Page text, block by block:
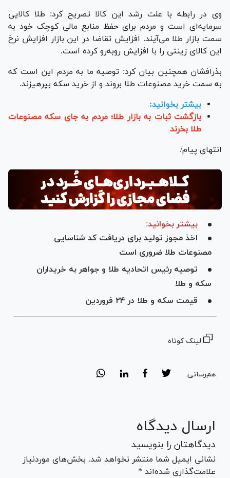
وی در رابطه با علت رشد این کالا تصریح کرد: طلا کالایی
سرمایه‌ای است و مردم برای حفظ منابع مالی کوچک خود به
سمت بازار طلا می‌آیند. افزایش تقاضا در این بازار افزایش نرخ
این کالای زینتی را با افزایش روبه‌رو کرده است.
بذرافشان همچنین بیان کرد: توصیه ما به مردم این است که
به سمت خرید مصنوعات طلا بروند و از خرید سکه بپرهیزند.
بیشتر بخوانید:
بازگشت ثبات به بازار طلا؛ مردم به جای سکه مصنوعات
طلا بخرند
انتهای پیام/
بیشتر بخوانید:
اخذ مجوز تولید برای دریافت کد شناسایی
مصنوعات طلا ضروری است
توصیه رئیس اتحادیه طلا و جواهر به خریداران
سکه و طلا
قیمت سکه و طلا در ۲۴ فروردین
لینک کوتاه
هم‌رسانی:
ارسال دیدگاه
دیدگاهتان را بنویسید
نشانی ایمیل شما منتشر نخواهد شد. بخش‌های موردنیاز
علامت‌گذاری شده‌اند *